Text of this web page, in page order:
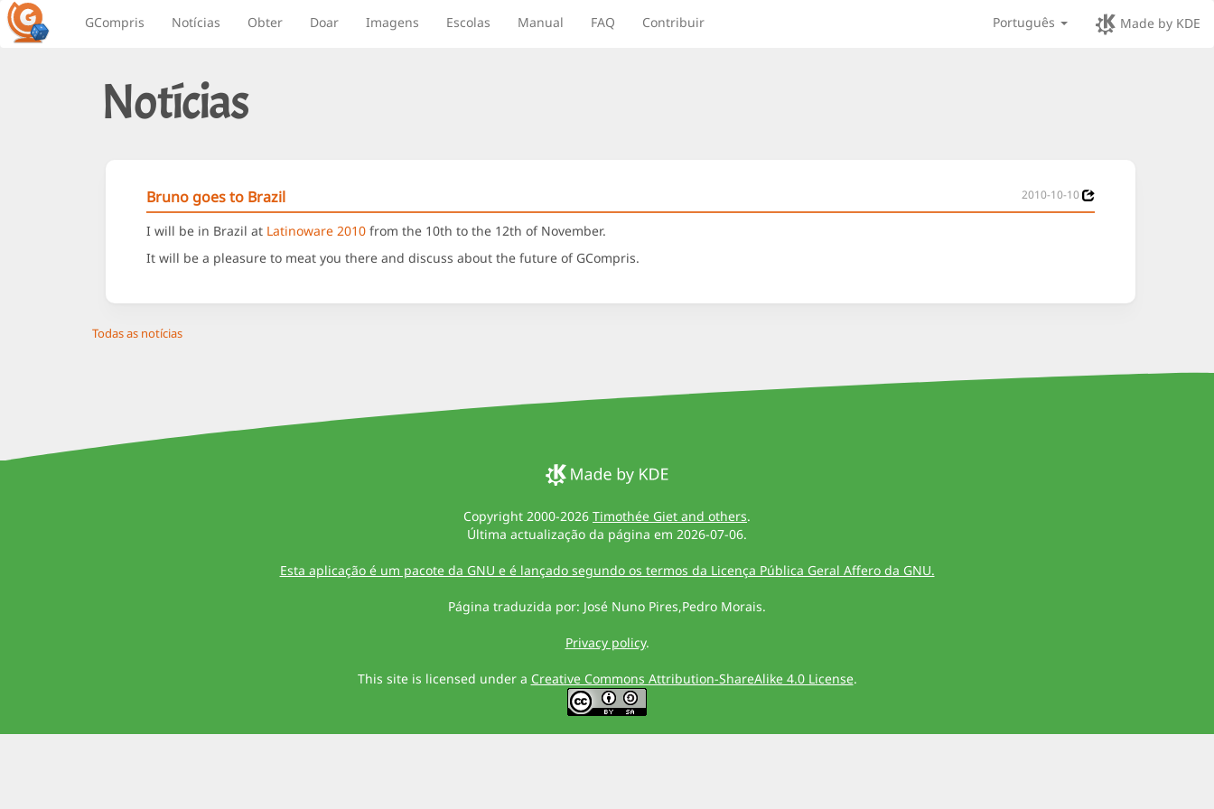
GCompris Notícias Obter Doar Imagens Escolas Manual FAQ Contribuir Português Made by KDE
Notícias
Bruno goes to Brazil 2010-10-10
I will be in Brazil at Latinoware 2010 from the 10th to the 12th of November.
It will be a pleasure to meat you there and discuss about the future of GCompris.
Todas as notícias
Copyright 2000-2026 Timothée Giet and others.
Última actualização da página em 2026-07-06.
Esta aplicação é um pacote da GNU e é lançado segundo os termos da Licença Pública Geral Affero da GNU.
Página traduzida por: José Nuno Pires,Pedro Morais.
Privacy policy.
This site is licensed under a Creative Commons Attribution-ShareAlike 4.0 License.